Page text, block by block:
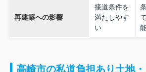
再建築への影響
接道条件を
満たしやす
い
高崎市の私道負担あり土地